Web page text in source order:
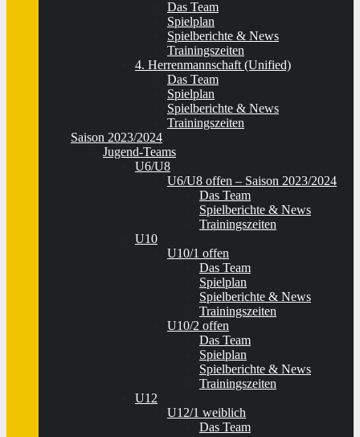
Das Team
Spielplan
Spielberichte & News
Trainingszeiten
4. Herrenmannschaft (Unified)
Das Team
Spielplan
Spielberichte & News
Trainingszeiten
Saison 2023/2024
Jugend-Teams
U6/U8
U6/U8 offen – Saison 2023/2024
Das Team
Spielberichte & News
Trainingszeiten
U10
U10/1 offen
Das Team
Spielplan
Spielberichte & News
Trainingszeiten
U10/2 offen
Das Team
Spielplan
Spielberichte & News
Trainingszeiten
U12
U12/1 weiblich
Das Team